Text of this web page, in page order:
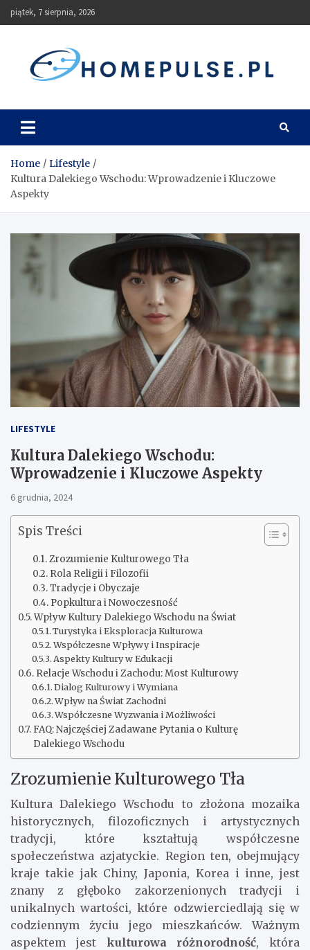
Skip
to
piątek, 7 sierpnia, 2026
homepulse.pl
Home
Lifestyle
Kultura Dalekiego Wschodu: Wprowadzenie i Kluczowe
Aspekty
LIFESTYLE
Kultura Dalekiego Wschodu:
Wprowadzenie i Kluczowe Aspekty
6 grudnia, 2024
Spis Treści
Zrozumienie Kulturowego Tła
Rola Religii i Filozofii
Tradycje i Obyczaje
Popkultura i Nowoczesność
Wpływ Kultury Dalekiego Wschodu na Świat
Turystyka i Eksploracja Kulturowa
Współczesne Wpływy i Inspiracje
Aspekty Kultury w Edukacji
Relacje Wschodu i Zachodu: Most Kulturowy
Dialog Kulturowy i Wymiana
Wpływ na Świat Zachodni
Współczesne Wyzwania i Możliwości
FAQ: Najczęściej Zadawane Pytania o Kulturę
Dalekiego Wschodu
Zrozumienie Kulturowego Tła
Kultura Dalekiego Wschodu to złożona mozaika
historycznych, filozoficznych i artystycznych
tradycji, które kształtują współczesne
społeczeństwa azjatyckie. Region ten, obejmujący
kraje takie jak Chiny, Japonia, Korea i inne, jest
znany z głęboko zakorzenionych tradycji i
unikalnych wartości, które odzwierciedlają się w
codziennym życiu jego mieszkańców. Ważnym
aspektem jest kulturowa różnorodność, która